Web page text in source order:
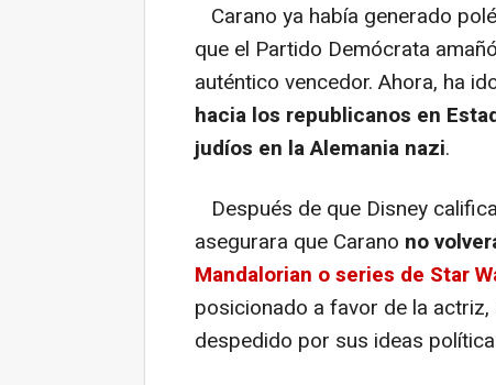
Carano ya había generado
que el Partido Demócrata
auténtico vencedor. Ahora, ha
hacia los republicanos en
judíos en la Alemania nazi.
Después de que Disney
asegurara que Carano no
Mandalorian o series de Star
posicionado a favor de la
despedido por sus ideas